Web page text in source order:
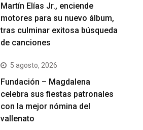
Martín Elías Jr., enciende
motores para su nuevo álbum,
tras culminar exitosa búsqueda
de canciones
5 agosto, 2026
Fundación – Magdalena
celebra sus fiestas patronales
con la mejor nómina del
vallenato